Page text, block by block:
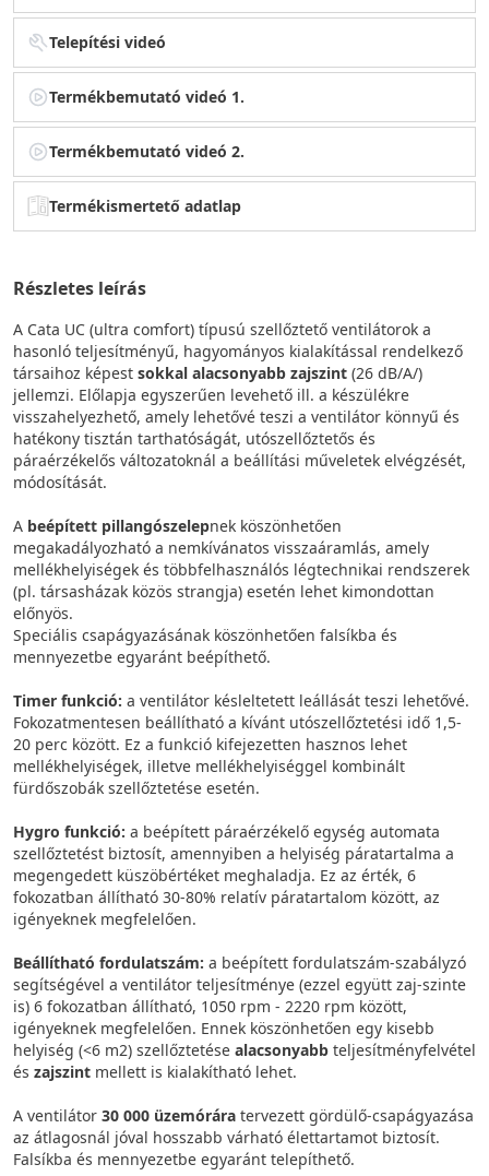
Telepítési videó
Termékbemutató videó 1.
Termékbemutató videó 2.
Termékismertető adatlap
Részletes leírás
A Cata UC (ultra comfort) típusú szellőztető ventilátorok a
hasonló teljesítményű, hagyományos kialakítással rendelkező
társaihoz képest sokkal alacsonyabb zajszint (26 dB/A/)
jellemzi. Előlapja egyszerűen levehető ill. a készülékre
visszahelyezhető, amely lehetővé teszi a ventilátor könnyű és
hatékony tisztán tarthatóságát, utószellőztetős és
páraérzékelős változatoknál a beállítási műveletek elvégzését,
módosítását.
A beépített pillangószelepnek köszönhetően
megakadályozható a nemkívánatos visszaáramlás, amely
mellékhelyiségek és többfelhasználós légtechnikai rendszerek
(pl. társasházak közös strangja) esetén lehet kimondottan
előnyös.
Speciális csapágyazásának köszönhetően falsíkba és
mennyezetbe egyaránt beépíthető.
Timer funkció: a ventilátor késleltetett leállását teszi lehetővé.
Fokozatmentesen beállítható a kívánt utószellőztetési idő 1,5-
20 perc között. Ez a funkció kifejezetten hasznos lehet
mellékhelyiségek, illetve mellékhelyiséggel kombinált
fürdőszobák szellőztetése esetén.
Hygro funkció: a beépített páraérzékelő egység automata
szellőztetést biztosít, amennyiben a helyiség páratartalma a
megengedett küszöbértéket meghaladja. Ez az érték, 6
fokozatban állítható 30-80% relatív páratartalom között, az
igényeknek megfelelően.
Beállítható fordulatszám: a beépített fordulatszám-szabályzó
segítségével a ventilátor teljesítménye (ezzel együtt zaj-szinte
is) 6 fokozatban állítható, 1050 rpm - 2220 rpm között,
igényeknek megfelelően. Ennek köszönhetően egy kisebb
helyiség (<6 m2) szellőztetése alacsonyabb teljesítményfelvétel
és zajszint mellett is kialakítható lehet.
A ventilátor 30 000 üzemórára tervezett gördülő-csapágyazása
az átlagosnál jóval hosszabb várható élettartamot biztosít.
Falsíkba és mennyezetbe egyaránt telepíthető.